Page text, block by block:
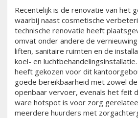
Recentelijk is de renovatie van het
waarbij naast cosmetische
technische renovatie heeft
omvat onder andere de
liften, sanitaire ruimten en de
koel- en
heeft gekozen voor dit
goede bereikbaarheid met zowel
openbaar vervoer, evenals het feit
ware hotspot is voor zorg
meerdere huurders met